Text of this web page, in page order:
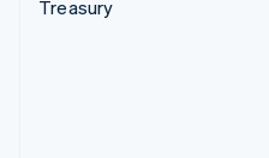
Treasury